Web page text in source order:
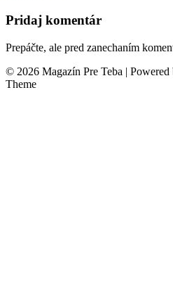
Pridaj komentár
Prepáčte, ale pred zanechaním
© 2026 Magazín Pre Teba | Powered
Theme